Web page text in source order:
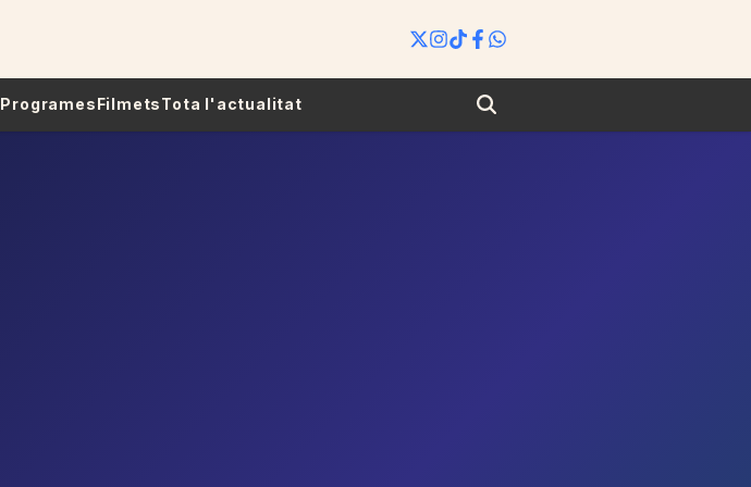
ProgramesFilmetsTota l'actualitat Search